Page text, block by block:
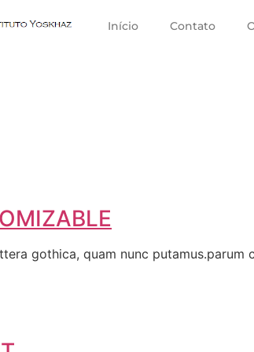
Início Contato
gothica, quam nunc putamus.parum